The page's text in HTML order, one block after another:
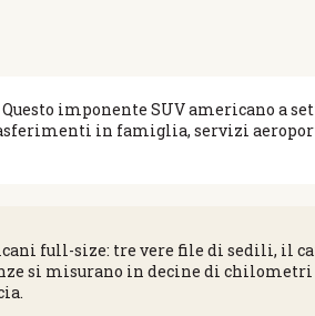
Questo imponente SUV americano a
in famiglia, servizi
full-size: tre vere file di sedili, il
si misurano in decine di chilometri